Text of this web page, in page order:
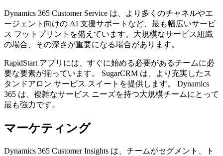
Dynamics 365 Customer Service は、より多くのチャネルやエ
ージェント向けの AI 支援サポートなど、最も幅広いサービ
ス フットプリントを備えています。大規模なサービス組織
の場合、その深さが重要になる場合があります。
RapidStart アプリには、すぐに始める必要があるチームに必
要な要素が揃っています。 SugarCRM は、より充実したス
タンドアロン サービス スイートを提供します。 Dynamics
365 は、複雑なサービス ニーズを持つ大規模チームにとって
最も強力です。
マーケティング
Dynamics 365 Customer Insights は、チームがセグメント、ト